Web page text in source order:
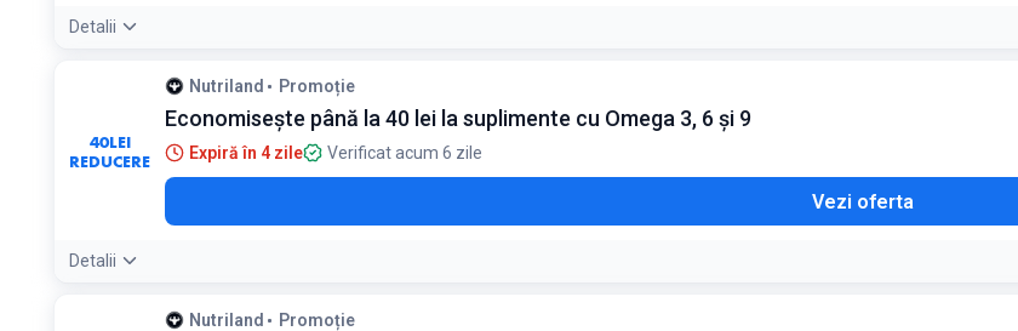
Detalii
40LEI
REDUCERE
Nutriland Promoție
Economisește până la 40 lei la suplimente cu Omega 3, 6 și 9
Expiră în 4 zile Verificat acum 6 zile
Vezi oferta
Detalii
Nutriland Promoție